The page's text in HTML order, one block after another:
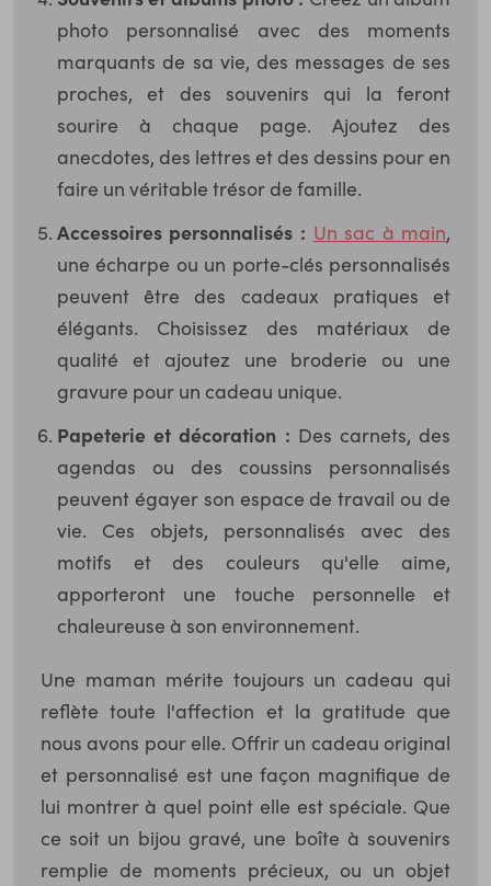
photo personnalisé avec des moments
marquants de sa vie, des messages de ses
proches, et des souvenirs qui la feront
sourire à chaque page. Ajoutez des
anecdotes, des lettres et des dessins pour en
faire un véritable trésor de famille.
Accessoires personnalisés : Un sac à main,
une écharpe ou un porte-clés personnalisés
peuvent être des cadeaux pratiques et
élégants. Choisissez des matériaux de
qualité et ajoutez une broderie ou une
gravure pour un cadeau unique.
Papeterie et décoration : Des carnets, des
agendas ou des coussins personnalisés
peuvent égayer son espace de travail ou de
vie. Ces objets, personnalisés avec des
motifs et des couleurs qu'elle aime,
apporteront une touche personnelle et
chaleureuse à son environnement.
Une maman mérite toujours un cadeau qui
reflète toute l'affection et la gratitude que
nous avons pour elle. Offrir un cadeau original
et personnalisé est une façon magnifique de
lui montrer à quel point elle est spéciale. Que
ce soit un bijou gravé, une boîte à souvenirs
remplie de moments précieux, ou un objet